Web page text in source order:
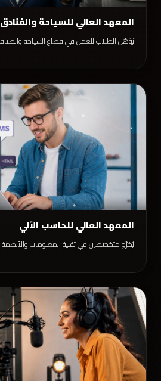
المعهد العالي للسياحة والفنادق
يُؤهّل الطلاب للعمل في قطاع السياحة
المعهد العالي للحاسب الآلي
يُخرّج متخصصين في تقنية المعلومات والأنظمة